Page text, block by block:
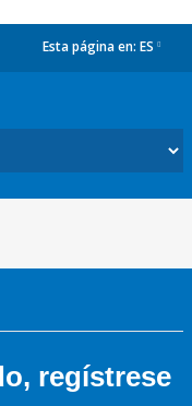
Esta página en: ES
regístrese